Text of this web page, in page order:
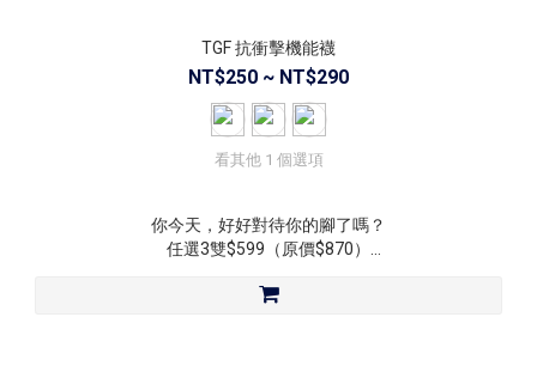
TGF 抗衝擊機能襪
NT$250 ~ NT$290
看其他 1 個選項
你今天，好好對待你的腳了嗎？
任選3雙$599（原價$870）
・材質：77%棉＋17%彈性紗＋6%尼龍